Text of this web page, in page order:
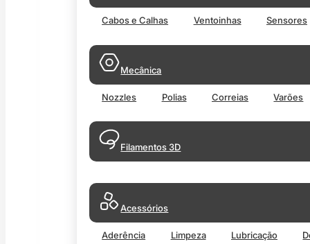
Cabos e Calhas Ventoinhas Sensores
Mecânica
Nozzles Polias Correias Varões
Filamentos 3D
Acessórios
Aderência Limpeza Lubricação